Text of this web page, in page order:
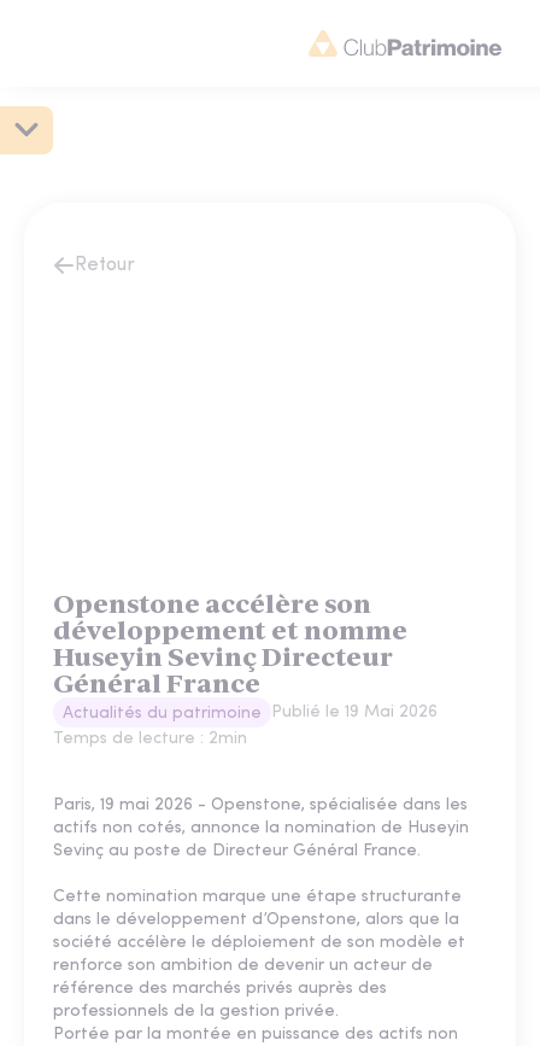
Retour
Openstone accélère son
développement et nomme
Huseyin Sevinç Directeur
Général France
Actualités du patrimoine Publié le 19 Mai 2026
Temps de lecture : 2min
Paris, 19 mai 2026 - Openstone, spécialisée dans les
actifs non cotés, annonce la nomination de Huseyin
Sevinç au poste de Directeur Général France.
Cette nomination marque une étape structurante
dans le développement d’Openstone, alors que la
société accélère le déploiement de son modèle et
renforce son ambition de devenir un acteur de
référence des marchés privés auprès des
professionnels de la gestion privée.
Portée par la montée en puissance des actifs non